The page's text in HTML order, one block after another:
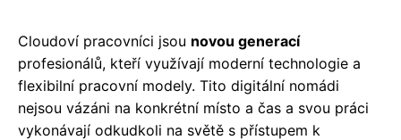
Cloudoví pracovníci jsou novou generací
profesionálů, kteří využívají moderní technologie a
flexibilní pracovní modely. Tito digitální nomádi
nejsou vázáni na konkrétní místo a čas a svou práci
vykonávají odkudkoli na světě s přístupem k